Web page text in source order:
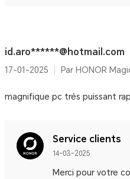
id.aro******@hotmail.com
17-01-2025
magnifique pc très puissant
Service clients
14-03-2025
Merci pour votre